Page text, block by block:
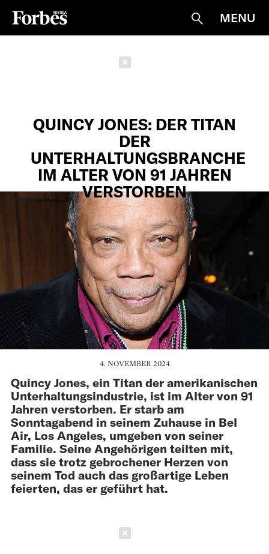
Suche
MENU
QUINCY JONES: DER TITAN
DER
UNTERHALTUNGSBRANCHE
IM ALTER VON 91 JAHREN
VERSTORBEN
4. NOVEMBER 2024
Quincy Jones, ein Titan der amerikanischen
Unterhaltungsindustrie, ist im Alter von 91
Jahren verstorben. Er starb am
Sonntagabend in seinem Zuhause in Bel
Air, Los Angeles, umgeben von seiner
Familie. Seine Angehörigen teilten mit,
dass sie trotz gebrochener Herzen von
seinem Tod auch das großartige Leben
feierten, das er geführt hat.